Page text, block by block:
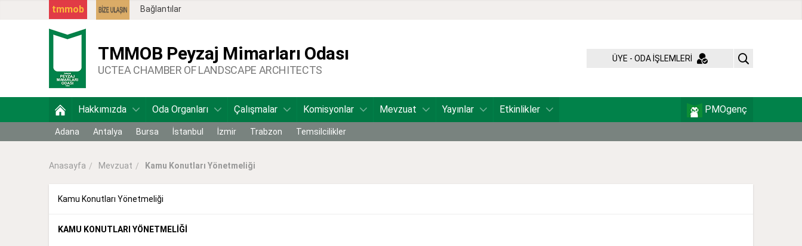
Bağlantılar
tmmob
TMMOB Peyzaj Mimarları Odası
UCTEA CHAMBER OF LANDSCAPE ARCHITECTS
ÜYE - ODA İŞLEMLERİ
Hakkımızda Oda Organları Çalışmalar Komisyonlar Mevzuat Yayınlar Etkinlikler PMOgenç
Adana Antalya Bursa İstanbul İzmir Trabzon Temsilcilikler
Anasayfa Mevzuat Kamu Konutları Yönetmeliği
Kamu Konutları Yönetmeliği
KAMU KONUTLARI YÖNETMELİĞİ